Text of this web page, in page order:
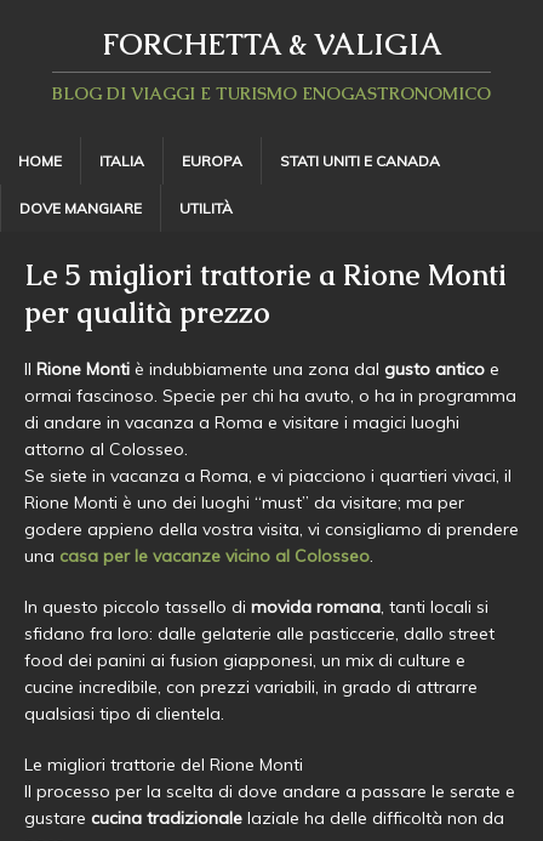
FORCHETTA & VALIGIA
BLOG DI VIAGGI E TURISMO ENOGASTRONOMICO
HOME ITALIA EUROPA STATI UNITI E CANADA
DOVE MANGIARE UTILITÀ
Le 5 migliori trattorie a Rione Monti
per qualità prezzo
Il Rione Monti è indubbiamente una zona dal gusto antico e
ormai fascinoso. Specie per chi ha avuto, o ha in programma
di andare in vacanza a Roma e visitare i magici luoghi
attorno al Colosseo.
Se siete in vacanza a Roma, e vi piacciono i quartieri vivaci, il
Rione Monti è uno dei luoghi “must” da visitare; ma per
godere appieno della vostra visita, vi consigliamo di prendere
una casa per le vacanze vicino al Colosseo.
In questo piccolo tassello di movida romana, tanti locali si
sfidano fra loro: dalle gelaterie alle pasticcerie, dallo street
food dei panini ai fusion giapponesi, un mix di culture e
cucine incredibile, con prezzi variabili, in grado di attrarre
qualsiasi tipo di clientela.
Le migliori trattorie del Rione Monti
Il processo per la scelta di dove andare a passare le serate e
gustare cucina tradizionale laziale ha delle difficoltà non da